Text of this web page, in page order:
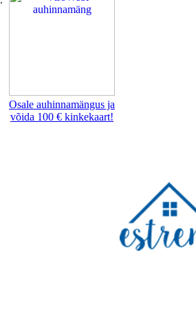
Osale auhinnamängus ja
võida 100 € kinkekaart!